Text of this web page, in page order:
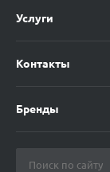
Услуги
Контакты
Бренды